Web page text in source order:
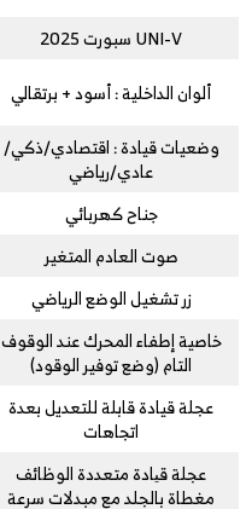
UNI-V سبورت 2025
ألوان الداخلية : أسود + برتقالي
وضعيات قيادة : اقتصادي/ذكي/
عادي/رياضي
جناح كهربائي
صوت العادم المتغير
زر تشغيل الوضع الرياضي
خاصية إطفاء المحرك عند الوقوف
التام (وضع توفير الوقود)
عجلة قيادة قابلة للتعديل بعدة
اتجاهات
عجلة قیادة متعددة الوظائف
مغطاة بالجلد مع مبدلات سرعة